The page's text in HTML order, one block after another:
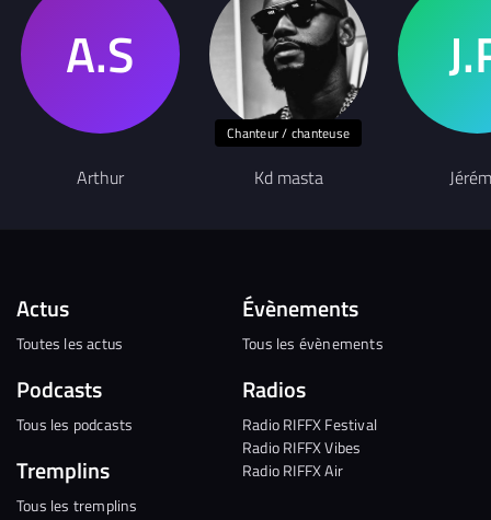
Arthur
Chanteur / chanteuse
Kd masta
Actus
Toutes les actus
Podcasts
Tous les podcasts
Tremplins
Tous les tremplins
Évènements
Tous les évènements
Radios
Radio RIFFX Festival
Radio RIFFX Vibes
Radio RIFFX Air